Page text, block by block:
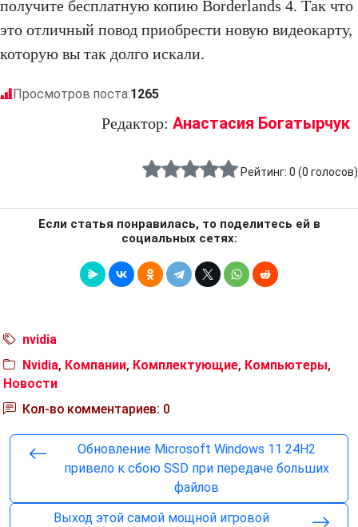
получите бесплатную копию Borderlands 4. Так что
это отличный повод приобрести новую видеокарту,
которую вы так долго искали.
Просмотров поста:1265
Редактор: Анастасия Богатырчук
Рейтинг: 0 (0 голосов)
Если статья понравилась, то поделитесь ей в
социальных сетях:
nvidia
Nvidia, Компании, Комплектующие, Компьютеры,
Новости
Кол-во комментариев: 0
Обновление Microsoft Windows 11 24H2
привело к сбою SSD при передаче больших
файлов
Выход этой самой мощной игровой